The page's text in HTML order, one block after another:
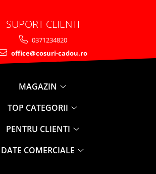
SUPORT CLIENTI
0371234820
office@cosuri-cadou.ro
MAGAZIN
TOP CATEGORII
PENTRU CLIENTI
DATE COMERCIALE